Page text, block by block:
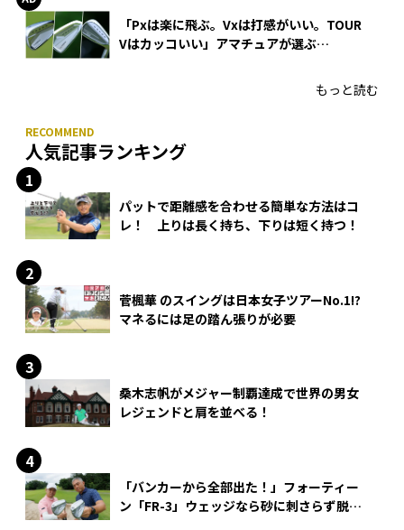
「Pxは楽に飛ぶ。Vxは打感がいい。TOUR
Vはカッコいい」アマチュアが選ぶ
もっと読む
人気記事ランキング
パットで距離感を合わせる簡単な方法はコ
レ！ 上りは長く持ち、下りは短く持つ！
菅楓華 のスイングは日本女子ツアーNo.1!?
マネるには足の踏ん張りが必要
桑木志帆がメジャー制覇達成で世界の男女
レジェンドと肩を並べる！
「バンカーから全部出た！」フォーティー
ン「FR-3」ウェッジなら砂に刺さらず脱出